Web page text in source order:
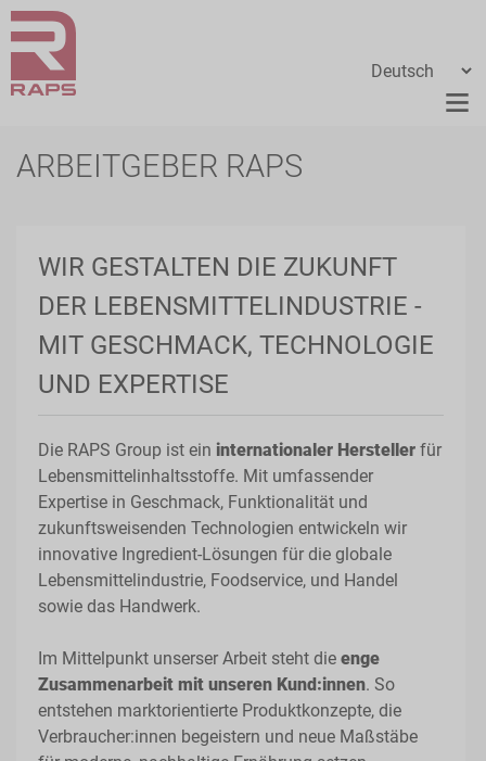
ARBEITGEBER RAPS
WIR GESTALTEN DIE ZUKUNFT
DER LEBENSMITTELINDUSTRIE -
MIT GESCHMACK, TECHNOLOGIE
UND EXPERTISE
Die RAPS Group ist ein internationaler Hersteller für
Lebensmittelinhaltsstoffe. Mit umfassender
Expertise in Geschmack, Funktionalität und
zukunftsweisenden Technologien entwickeln wir
innovative Ingredient-Lösungen für die globale
Lebensmittelindustrie, Foodservice, und Handel
sowie das Handwerk.
Im Mittelpunkt unserser Arbeit steht die enge
Zusammenarbeit mit unseren Kund:innen. So
entstehen marktorientierte Produktkonzepte, die
Verbraucher:innen begeistern und neue Maßstäbe